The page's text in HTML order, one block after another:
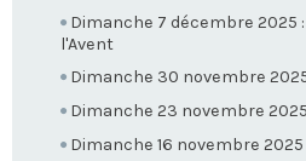
Dimanche 7 décembre 2025
l'Avent
Dimanche 30 novembre
Dimanche 23 novembre
Dimanche 16 novembre